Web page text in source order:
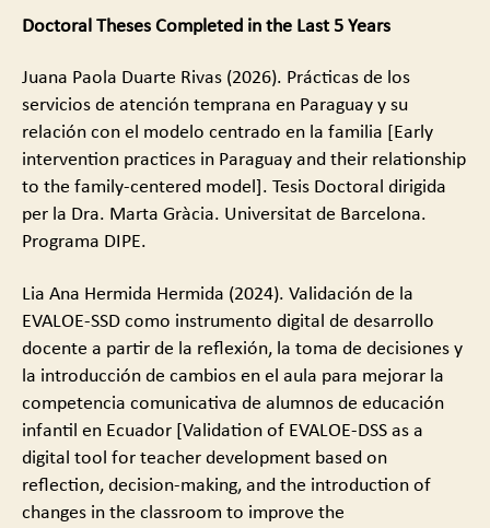
Doctoral Theses Completed in the Last 5 Years
Juana Paola Duarte Rivas (2026). Prácticas de los
servicios de atención temprana en Paraguay y su
relación con el modelo centrado en la familia [Early
intervention practices in Paraguay and their relationship
to the family-centered model]. Tesis Doctoral dirigida
per la Dra. Marta Gràcia. Universitat de Barcelona.
Programa DIPE.
Lia Ana Hermida Hermida (2024). Validación de la
EVALOE-SSD como instrumento digital de desarrollo
docente a partir de la reflexión, la toma de decisiones y
la introducción de cambios en el aula para mejorar la
competencia comunicativa de alumnos de educación
infantil en Ecuador [Validation of EVALOE-DSS as a
digital tool for teacher development based on
reflection, decision-making, and the introduction of
changes in the classroom to improve the